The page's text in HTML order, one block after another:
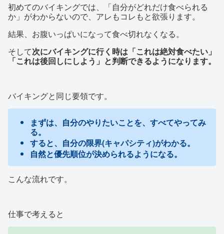
初めてのバイキングでは、「自分がどれだけ食べられる
か」がわからないので、アレもコレもと欲張ります。
結果、お腹いっぱいになって食べ切れなくなる。
そして次にバイキングに行く時は「これは絶対食べたい」
「これは後回しにしよう」と判断できるようになります。
バイキングと同じ要領です。
まずは、自分のやりたいことを、すべてやってみ
る。
すると、自分の限界(キャパシティ)がわかる。
自然と優先順位が決められるようになる。
こんな流れです。
仕事で考えると